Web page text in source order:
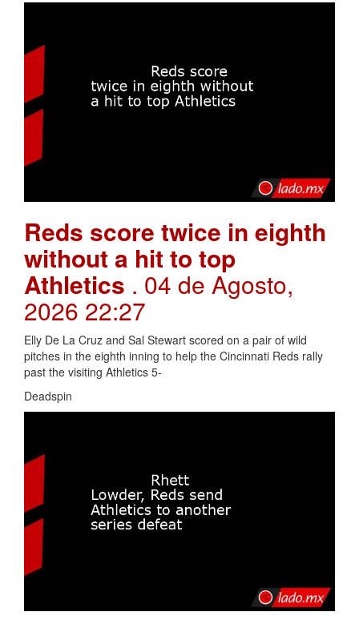
Reds score twice in eighth
without a hit to top
Athletics . 04 de Agosto,
2026 22:27
Elly De La Cruz and Sal Stewart scored on a pair of wild
pitches in the eighth inning to help the Cincinnati Reds rally
past the visiting Athletics 5-
Deadspin